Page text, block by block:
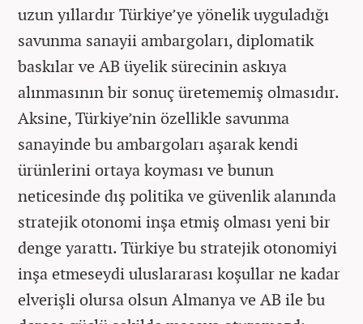
uzun yıllardır Türkiye’ye yönelik uyguladığı
savunma sanayii ambargoları, diplomatik
baskılar ve AB üyelik sürecinin askıya
alınmasının bir sonuç üretememiş olmasıdır.
Aksine, Türkiye’nin özellikle savunma
sanayinde bu ambargoları aşarak kendi
ürünlerini ortaya koyması ve bunun
neticesinde dış politika ve güvenlik alanında
stratejik otonomi inşa etmiş olması yeni bir
denge yarattı. Türkiye bu stratejik otonomiyi
inşa etmeseydi uluslararası koşullar ne kadar
elverişli olursa olsun Almanya ve AB ile bu